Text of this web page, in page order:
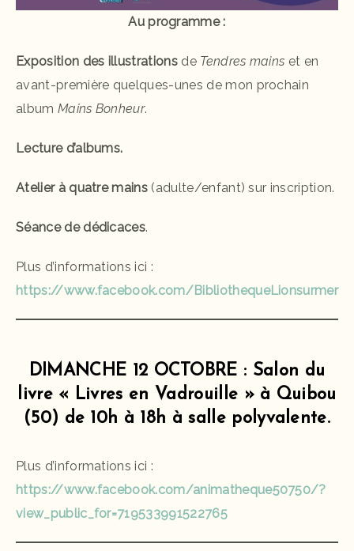
Au programme :
Exposition des illustrationsde Tendres mains et en
avant-première quelques-unes de mon prochain
album Mains Bonheur.
Lecture d’albums.
Atelier à quatre mains (adulte/enfant) sur inscription.
Séance de dédicaces.
Plus d’informations ici :
https://www.facebook.com/BibliothequeLionsurmer
DIMANCHE 12 OCTOBRE : Salon du
livre « Livres en Vadrouille » à Quibou
(50) de 10h à 18h à salle polyvalente.
Plus d’informations ici :
https://www.facebook.com/animatheque50750/?
view_public_for=719533991522765